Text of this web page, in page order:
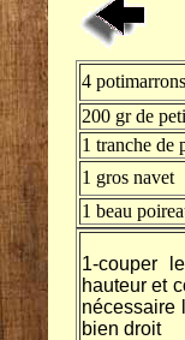
4
200 gr de
1 tranche de
1 gros navet
1 beau
1-couper
hauteur et
nécessaire
bien droit